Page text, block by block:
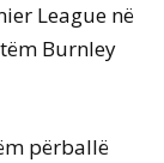
League në
Burnley
përballë